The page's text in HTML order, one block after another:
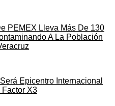
PEMEX Lleva Más De 130
A La Población
Epicentro Internacional
Factor X3